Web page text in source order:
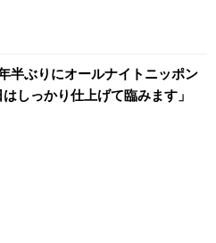
半ぶりにオールナイトニッポン
しっかり仕上げて臨みます」